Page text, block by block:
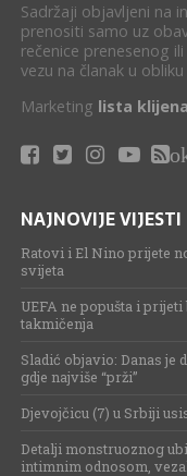
Sadržaji objavljeni na
prenositi samo uz
rečenice prenesenog
vezu na članak u obliku
Marketing lista
NAJNOVIJE VIJESTI
Ratovi i El Nino prijete
svijeta
UEFA ne popušta i
takmičenja
Sladić objavio: Danas je
gdje najviše “prži”
Djevojčicu (7) u Srbiji
Detalji monstruoznog
intimnim odnosom,